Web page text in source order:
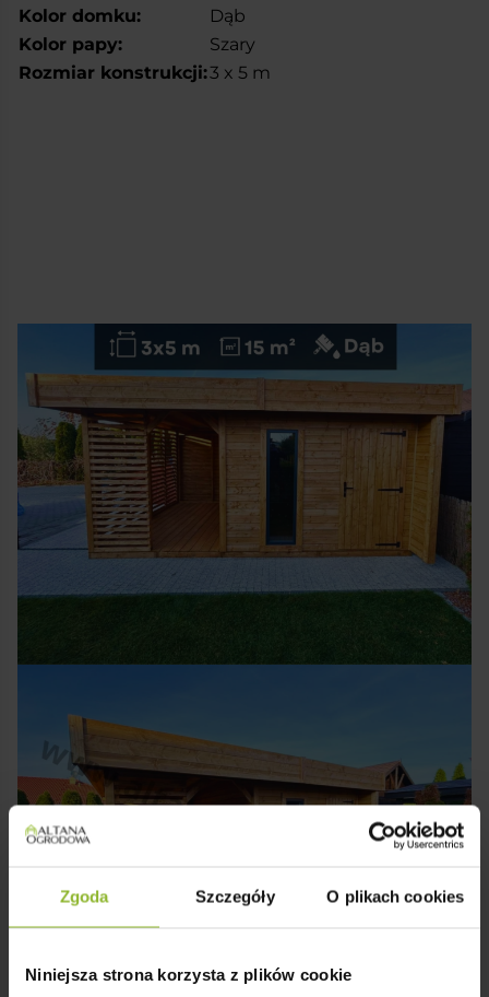
Zgoda Szczegóły O plikach cookies
Niniejsza strona korzysta z plików cookie
Kolor domku:
Dąb
Kolor papy:
Szary
Rozmiar konstrukcji:3 x 5 m